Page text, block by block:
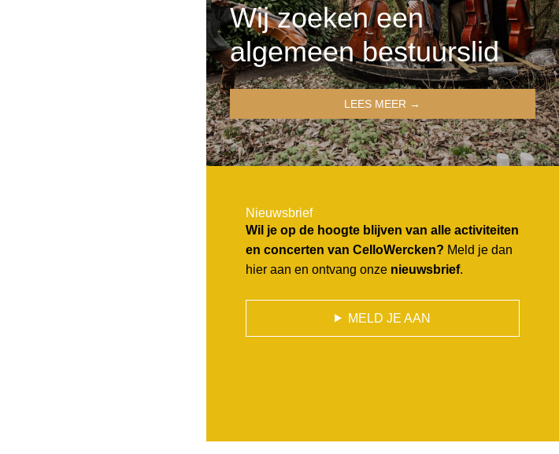
Wij zoeken een
algemeen bestuurslid
LEES MEER →
Nieuwsbrief
Wil je op de hoogte blijven van alle activiteiten
en concerten van CelloWercken? Meld je dan
hier aan en ontvang onze nieuwsbrief.
MELD JE AAN